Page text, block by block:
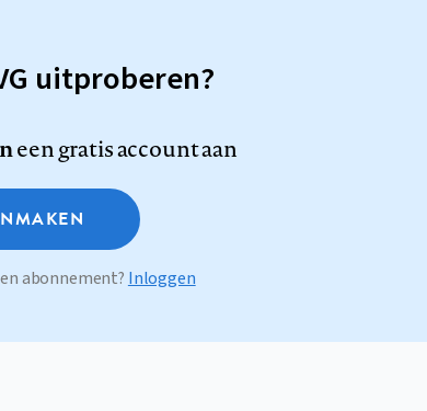
uitproberen?
een gratis account aan
abonnement? Inloggen